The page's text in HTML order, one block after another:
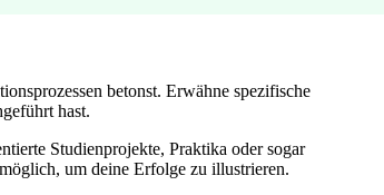
betonst. Erwähne spezifische
hast.
Studienprojekte, Praktika oder sogar
um deine Erfolge zu illustrieren.